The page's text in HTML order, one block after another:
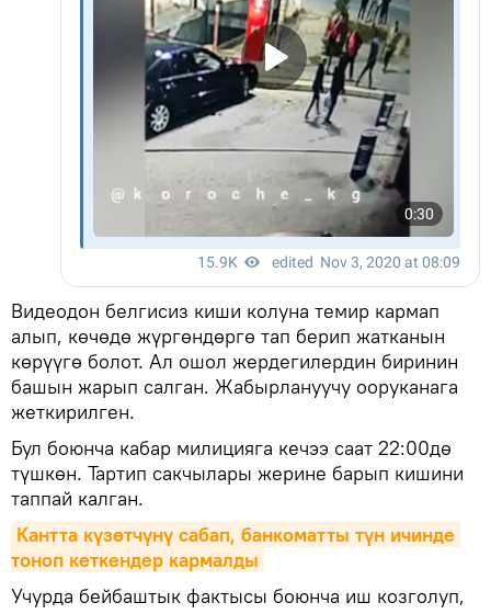
Видеодон белгисиз киши колуна темир кармап
алып, көчөдө жүргөндөргө тап берип жатканын
көрүүгө болот. Ал ошол жердегилердин биринин
башын жарып салган. Жабырлануучу ооруканага
жеткирилген.
Бул боюнча кабар милицияга кечээ саат 22:00дө
түшкөн. Тартип сакчылары жерине барып кишини
таппай калган.
Кантта күзөтчүнү сабап, банкоматты түн ичинде
тоноп кеткендер кармалды
Учурда бейбаштык фактысы боюнча иш козголуп,